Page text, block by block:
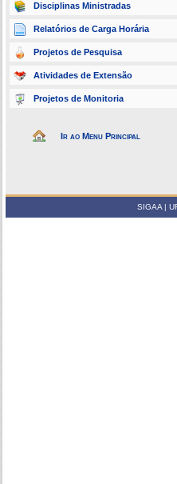
Disciplinas Ministradas
Relatórios de Carga Horária
Projetos de Pesquisa
Atividades de Extensão
Projetos de Monitoria
Ir ao Menu Principal
SIGAA |